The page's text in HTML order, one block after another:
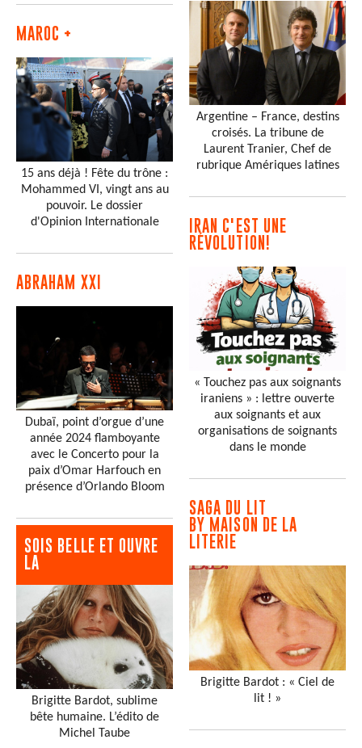
MAROC +
15 ans déjà ! Fête du trône :
Mohammed VI, vingt ans au
pouvoir. Le dossier
d'Opinion Internationale
ABRAHAM XXI
Dubaï, point d’orgue d’une
année 2024 flamboyante
avec le Concerto pour la
paix d’Omar Harfouch en
présence d’Orlando Bloom
SOIS BELLE ET OUVRE
LA
Brigitte Bardot, sublime
bête humaine. L’édito de
Michel Taube
Argentine – France, destins
croisés. La tribune de
Laurent Tranier, Chef de
rubrique Amériques latines
IRAN C'EST UNE
RÉVOLUTION!
« Touchez pas aux soignants
iraniens » : lettre ouverte
aux soignants et aux
organisations de soignants
dans le monde
SAGA DU LIT
BY MAISON DE LA
LITERIE
Brigitte Bardot : « Ciel de
lit ! »